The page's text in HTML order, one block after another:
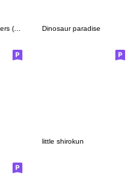
Dinosaur paradise
little shirokun